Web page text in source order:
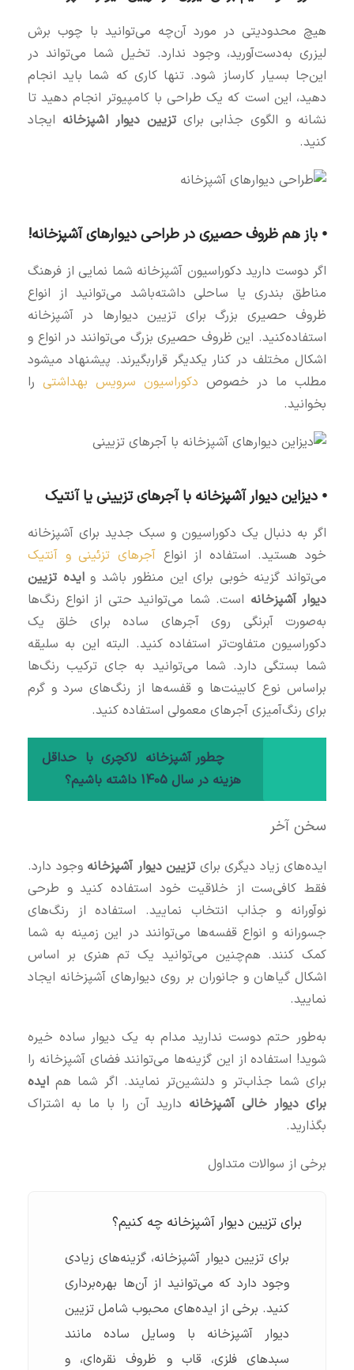
هیچ محدودیتی در مورد آن‌چه می‌توانید با چوب برش
لیزری به‌دست‌آورید، وجود ندارد. تخیل شما می‌تواند در
این‌جا بسیار کارساز شود. تنها کاری که شما باید انجام
دهید، این است که یک طراحی با کامپیوتر انجام دهید تا
نشانه و الگوی جذابی برایتزیین دیوار اشپزخانه ایجاد
کنید.
⦁ باز هم ظروف حصیری در طراحی دیوارهای آشپزخانه!
اگر دوست دارید دکوراسیون آشپزخانه شما نمایی از فرهنگ
مناطق بندری یا ساحلی داشته‌باشد می‌توانید از انواع
ظروف حصیری بزرگ برای تزیین دیوارها در آشپزخانه
استفاده‌کنید. این ظروف حصیری بزرگ می‌توانند در انواع و
اشکال مختلف در کنار یکدیگر قراربگیرند. پیشنهاد میشود
مطلب ما در خصوص دکوراسیون سرویس بهداشتی را
بخوانید.
⦁ دیزاین دیوار آشپزخانه با آجرهای تزیینی یا آنتیک
اگر به دنبال یک دکوراسیون و سبک جدید برای آشپزخانه
خود هستید. استفاده از انواعآجرهای تزئینی و آنتیک
می‌تواند گزینه خوبی برای این منظور باشد وایده تزیین
دیوار آشپزخانه است. شما می‌توانید حتی از انواع رنگ‌ها
به‌صورت آبرنگی روی آجرهای ساده برای خلق یک
دکوراسیون متفاوت‌تر استفاده کنید. البته این به سلیقه
شما بستگی دارد. شما می‌توانید به جای ترکیب رنگ‌ها
براساس نوع کابینت‌ها و قفسه‌ها از رنگ‌های سرد و گرم
برای رنگ‌آمیزی آجرهای معمولی استفاده کنید.
چطور آشپزخانه لاکچری با حداقل
هزینه در سال 1405 داشته باشیم؟
سخن آخر
ایده‌های زیاد دیگری برای تزیین دیوار آشپزخانه وجود دارد.
فقط کافی‌ست از خلاقیت خود استفاده کنید و طرحی
نوآورانه و جذاب انتخاب نمایید. استفاده از رنگ‌های
جسورانه و انواع قفسه‌ها می‌توانند در این زمینه به شما
کمک کنند. هم‌چنین می‌توانید یک تم هنری بر اساس
اشکال گیاهان و جانوران بر روی دیوارهای آشپزخانه ایجاد
نمایید.
به‌طور حتم دوست ندارید مدام به یک دیوار ساده خیره
شوید! استفاده از این گزینه‌ها می‌توانند فضای آشپزخانه را
برای شما جذاب‌تر و دلنشین‌تر نمایند. اگر شما هم ایده
برای دیوار خالی آشپزخانه دارید آن را با ما به اشتراک
بگذارید.
برخی از سوالات متداول
برای تزیین دیوار آشپزخانه چه کنیم؟
برای تزیین دیوار آشپزخانه، گزینه‌های زیادی
وجود دارد که می‌توانید از آن‌ها بهره‌برداری
کنید. برخی از ایده‌های محبوب شامل تزیین
دیوار آشپزخانه با وسایل ساده مانند
سبدهای فلزی، قاب و ظروف نقره‌ای، و